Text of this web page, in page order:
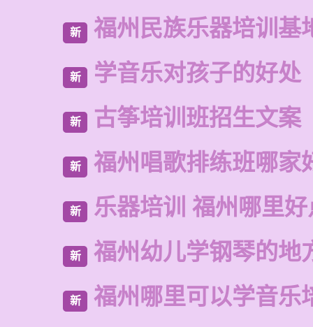
新 福州民族乐器培训基
新 学音乐对孩子的好处
新 古筝培训班招生文案
新 福州唱歌排练班哪家
新 乐器培训 福州哪里
新 福州幼儿学钢琴的地
新 福州哪里可以学音乐